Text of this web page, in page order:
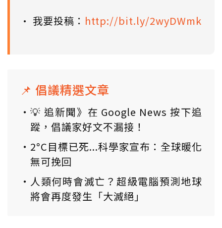
• 我要投稿： http://bit.ly/2wyDWmk
📌 倡議精選文章
💡 追新聞》在 Google News 按下追
蹤，倡議家好文不漏接！
2°C目標已死...科學家宣布：全球暖化
無可挽回
人類何時會滅亡？超級電腦預測地球
將會再度發生「大滅絕」